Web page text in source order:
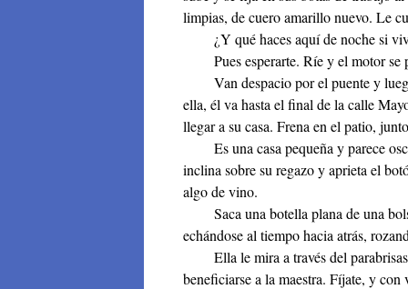
limpias, de cuero amarillo nuevo. Le
¿Y qué haces aquí de noche si
Pues esperarte. Ríe y el motor se
Van despacio por el puente y
ella, él va hasta el final de la calle
llegar a su casa. Frena en el patio,
Es una casa pequeña y parece
inclina sobre su regazo y aprieta el
algo de vino.
Saca una botella plana de una
echándose al tiempo hacia atrás,
Ella le mira a través del
beneficiarse a la maestra. Fíjate, y